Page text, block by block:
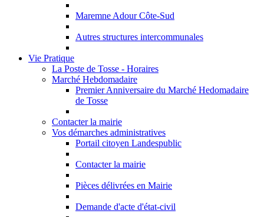
Maremne Adour Côte-Sud
Autres structures intercommunales
Vie Pratique
La Poste de Tosse - Horaires
Marché Hebdomadaire
Premier Anniversaire du Marché Hedomadaire
de Tosse
Contacter la mairie
Vos démarches administratives
Portail citoyen Landespublic
Contacter la mairie
Pièces délivrées en Mairie
Demande d'acte d'état-civil